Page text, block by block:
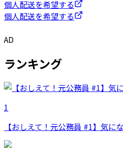
個人配送を希望する
個人配送を希望する
AD
ランキング
1
【おしえて！元公務員 #1】気に